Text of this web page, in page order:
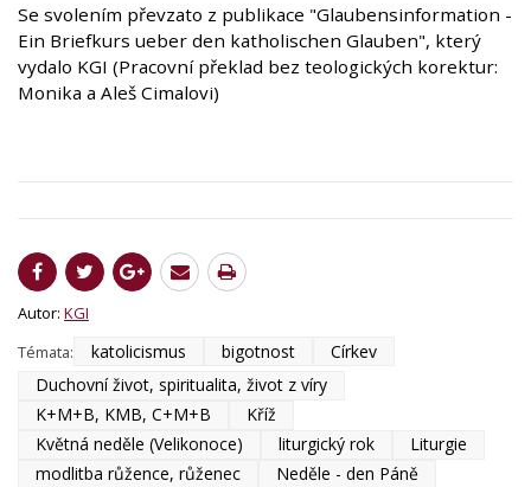
Se svolením převzato z publikace "Glaubensinformation -
Ein Briefkurs ueber den katholischen Glauben", který
vydalo KGI (Pracovní překlad bez teologických korektur:
Monika a Aleš Cimalovi)
Autor: KGI
Témata:
katolicismus bigotnost
Církev
Duchovní život, spiritualita, život z víry
K+M+B, KMB, C+M+B
Kříž
Květná neděle (Velikonoce)
liturgický rok
Liturgie
modlitba růžence, růženec
Neděle - den Páně